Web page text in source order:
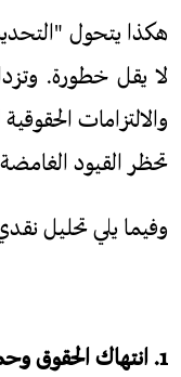
هكذا يتحول
لا يقل خطورة.
تحظر القيود
وفيما يلي تحليل
1. انتهاك الحقوق وحماية القمع